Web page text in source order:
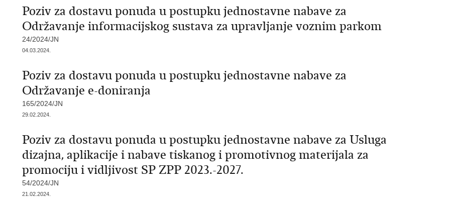
Poziv za dostavu ponuda u postupku jednostavne nabave za
Održavanje informacijskog sustava za upravljanje voznim parkom
24/2024/JN
04.03.2024.
Poziv za dostavu ponuda u postupku jednostavne nabave za
Održavanje e-doniranja
165/2024/JN
29.02.2024.
Poziv za dostavu ponuda u postupku jednostavne nabave za Usluga
dizajna, aplikacije i nabave tiskanog i promotivnog materijala za
promociju i vidljivost SP ZPP 2023.-2027.
54/2024/JN
21.02.2024.